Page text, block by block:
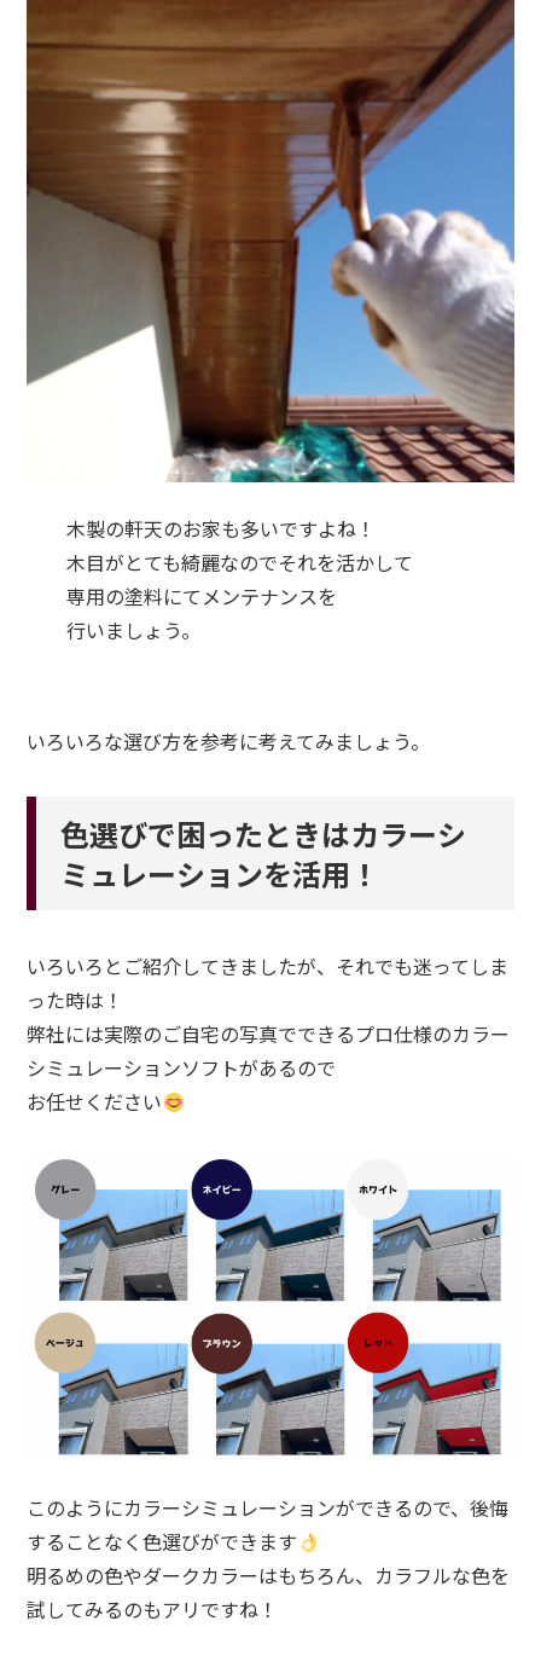
木製の軒天のお家も多いですよね！
木目がとても綺麗なのでそれを活かして
専用の塗料にてメンテナンスを
行いましょう。
いろいろな選び方を参考に考えてみましょう。
色選びで困ったときはカラーシ
ミュレーションを活用！
いろいろとご紹介してきましたが、それでも迷ってしま
った時は！
弊社には実際のご自宅の写真でできるプロ仕様のカラー
シミュレーションソフトがあるので
お任せください
このようにカラーシミュレーションができるので、後悔
することなく色選びができます
明るめの色やダークカラーはもちろん、カラフルな色を
試してみるのもアリですね！